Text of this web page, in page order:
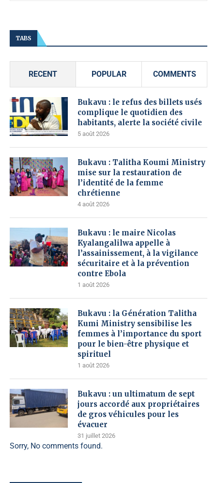
TABS
RECENT POPULAR COMMENTS
Bukavu : le refus des billets usés
complique le quotidien des
habitants, alerte la société civile
5 août 2026
Bukavu : Talitha Koumi Ministry
mise sur la restauration de
l’identité de la femme
chrétienne
4 août 2026
Bukavu : le maire Nicolas
Kyalangalilwa appelle à
l’assainissement, à la vigilance
sécuritaire et à la prévention
contre Ebola
1 août 2026
Bukavu : la Génération Talitha
Kumi Ministry sensibilise les
femmes à l’importance du sport
pour le bien-être physique et
spirituel
1 août 2026
Bukavu : un ultimatum de sept
jours accordé aux propriétaires
de gros véhicules pour les
évacuer
31 juillet 2026
Sorry, No comments found.